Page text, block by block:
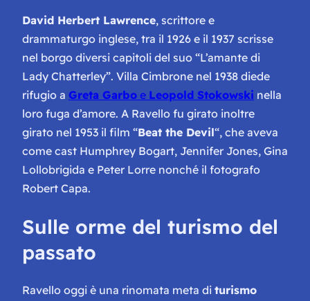
David Herbert Lawrence, scrittore e
drammaturgo inglese, tra il 1926 e il 1937 scrisse
nel borgo diversi capitoli del suo “L’amante di
Lady Chatterley”. Villa Cimbrone nel 1938 diede
rifugio a Greta Garbo e Leopold Stokowski nella
loro fuga d’amore. A Ravello fu girato inoltre
girato nel 1953 il film “Beat the Devil“, che aveva
come cast Humphrey Bogart, Jennifer Jones, Gina
Lollobrigida e Peter Lorre nonché il fotografo
Robert Capa.
Sulle orme del turismo del
passato
Ravello oggi è una rinomata meta di turismo